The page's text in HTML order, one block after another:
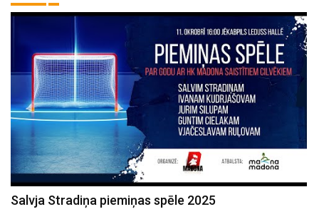
Salvja Stradiņa piemiņas spēle 2025